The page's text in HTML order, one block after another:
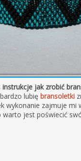
instrukcje jak zrobić
lubię bransoletki
wykonanie zajmuje mi
jest poświecić